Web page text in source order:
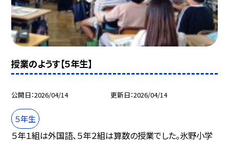
授業のようす【５年生】
公開日 2026/04/14 更新日 2026/04/14
５年生
５年１組は外国語、５年２組は算数の授業でした。氷野小学